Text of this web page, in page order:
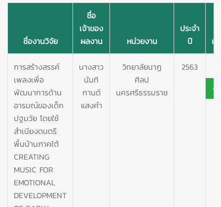
ชื่องานวิจัย
ชื่อ
เจ้าของ
ผลงาน
หน่วยงาน
ประจำ
ปี
เ
การสร้างสรรค์
เพลงเพื่อ
พัฒนาการด้าน
อารมณ์ของเด็ก
ปฐมวัย โดยใช้
สำเนียงดนตรี
พื้นบ้านภาคใต้
CREATING
MUSIC FOR
EMOTIONAL
DEVELOPMENT
นางสาว
นันทิ
กานต์
แสงคำ
วิทยาลัยนาฏ
ศิลป
นครศรีธรรมราช
2563